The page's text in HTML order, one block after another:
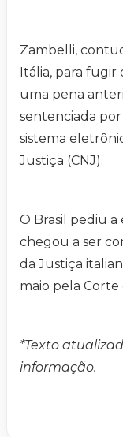
Zambelli,
Itália, para
uma pena
sentenciada
sistema
Justiça (CNJ).
O Brasil pediu
chegou a ser
da Justiça
maio pela Corte
*Texto
informação.